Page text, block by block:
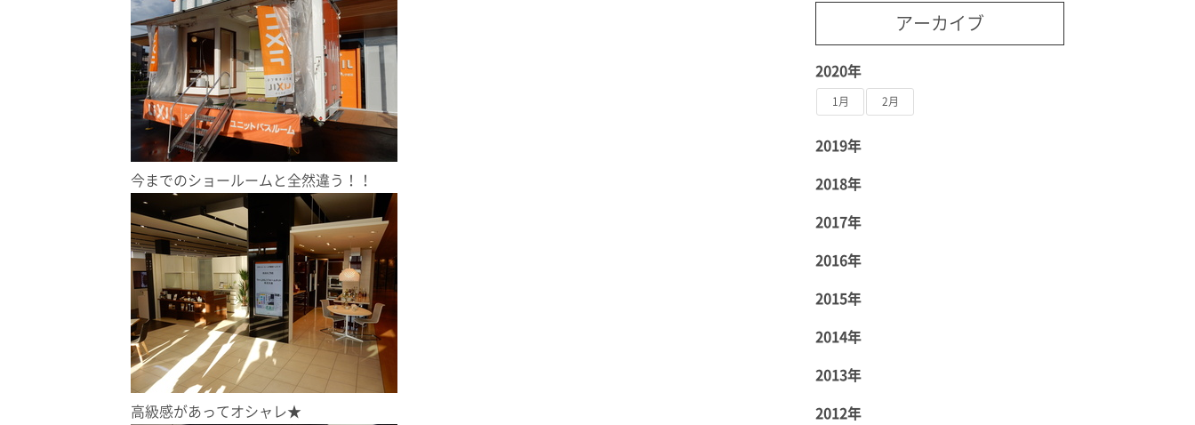
今までのショールームと全然違う！！
高級感があってオシャレ★
アーカイブ
2020年
1月 2月
2019年
2018年
2017年
2016年
2015年
2014年
2013年
2012年